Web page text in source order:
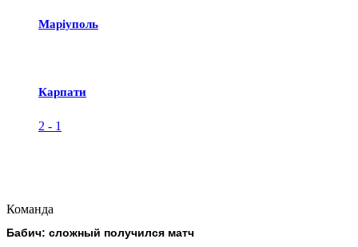
Маріуполь
Карпати
2 - 1
Команда
Бабич: сложный получился матч